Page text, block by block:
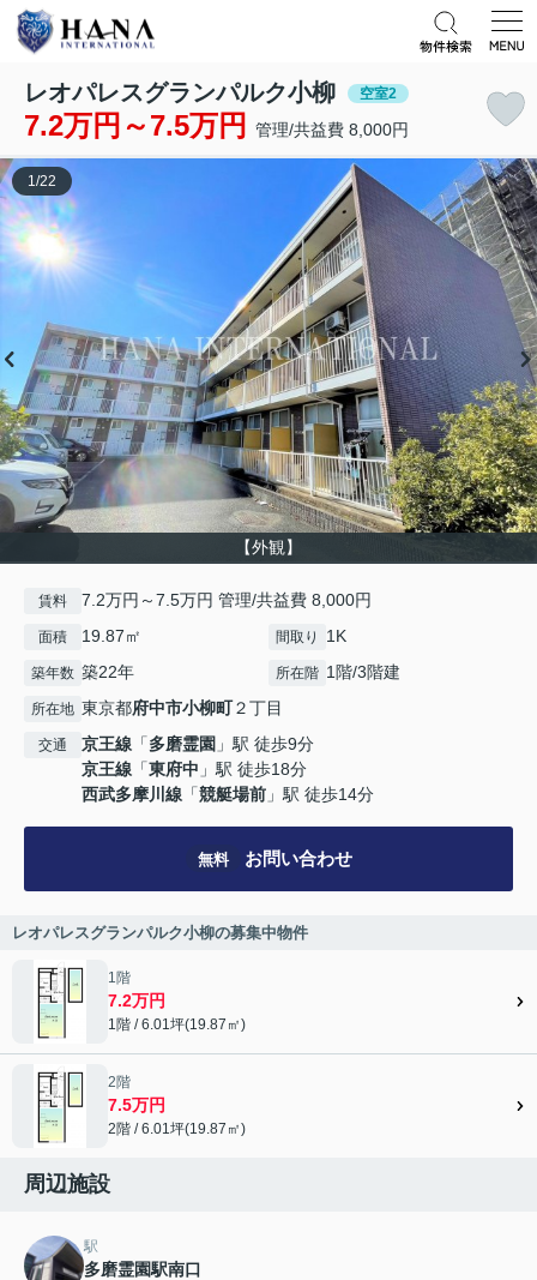
レオパレスグランパルク小柳 空室2
7.2万円～7.5万円 管理/共益費 8,000円
【外観】
1/22
賃料 7.2万円～7.5万円 管理/共益費 8,000円
面積 19.87㎡ 間取り 1K
築年数 築22年 所在階 1階/3階建
所在地 東京都府中市小柳町２丁目
交通 京王線 「多磨霊園 」駅 徒歩9分
京王線 「東府中 」駅 徒歩18分
西武多摩川線 「競艇場前 」駅 徒歩14分
無料 お問い合わせ
レオパレスグランパルク小柳の募集中物件
1階
7.2万円
1階 / 6.01坪(19.87㎡)
2階
7.5万円
2階 / 6.01坪(19.87㎡)
周辺施設
駅
多磨霊園駅南口